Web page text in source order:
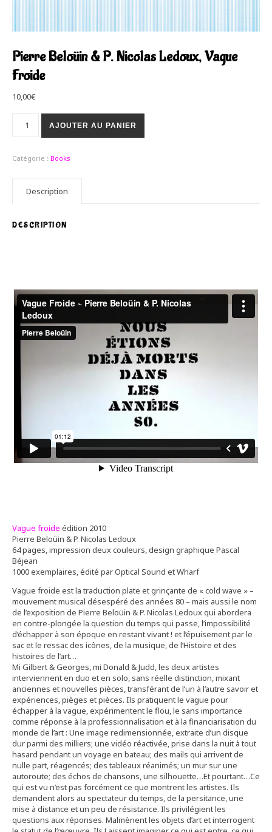
Pierre Beloüin & P. Nicolas Ledoux, Vague
Froide
10,00€
AJOUTER AU PANIER
Catégorie : Books
Description
DESCRIPTION
Vague froide édition 2010
Pierre Beloüin & P. Nicolas Ledoux
64 pages, impression deux couleurs, design graphique Pascal
Béjean
1000 exemplaires, édité par Optical Sound et Wharf
Vague froide est la traduction plate et grinçante de « cold wave » –
mouvement musical désespéré des années 80 – mais aussi le nom
de l’exposition de Pierre Beloüin & P. Nicolas Ledoux qui abordera
en contre-plongée la question du temps qui passe, l’impossibilité
d’échapper à son époque en restant vivant ! et l’épuisement par le
sac et le ressac des icônes, de la musique, de l’Histoire et des
histoires de l’art…
Mi Gilbert & Georges, mi Donald & Judd, les deux artistes
interviennent en duo et en solo, sans réelle distinction, mixant
anciennes et nouvelles pièces, transférant de l’un à l’autre savoir et
expériences, pièges et pièces. Ils pratiquent le vague pour
échapper à la vague, expérimentent le flou, le sans importance
comme réponse à la professionnalisation et à la financiarisation du
monde de l’art : Une image redimensionnée, extraite d’un disque
dur parmi des milliers; une vidéo réactivée, prise dans la nuit à tout
hasard pendant un voyage en bateau; des mails qui arrivent de
nulle part, réagencés; des tableaux réanimés; un mur sur une
autoroute; des échos de chansons, une silhouette…Et pourtant…Ce
qui est vu n’est pas forcément ce que montrent les artistes. Ils
demandent alors au spectateur du temps, de la persitance, une
mise à distance et un peu de résistance. Ils privilégient les
questions aux réponses. Malmènent les objets d’art et interrogent